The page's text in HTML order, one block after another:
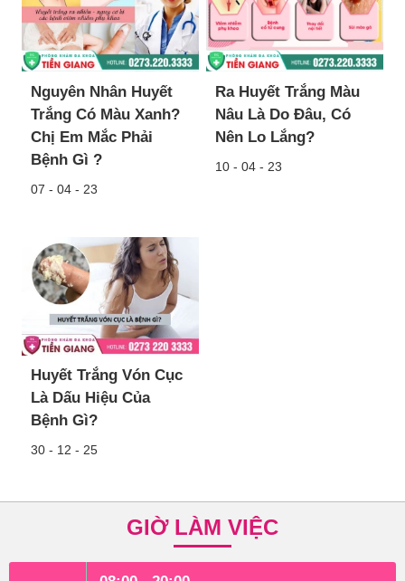
Nguyên Nhân Huyết
Trắng Có Màu Xanh?
Chị Em Mắc Phải
Bệnh Gì ?
07 - 04 - 23
Ra Huyết Trắng Màu
Nâu Là Do Đâu, Có
Nên Lo Lắng?
10 - 04 - 23
Huyết Trắng Vón Cục
Là Dấu Hiệu Của
Bệnh Gì?
30 - 12 - 25
GIỜ LÀM VIỆC